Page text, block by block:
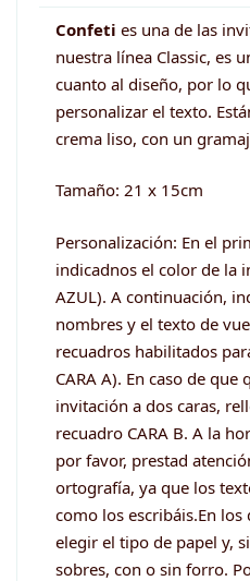
cantidad
Confeti es una de las
nuestra línea Classic, es
cuanto al diseño, por lo
personalizar el texto.
crema liso, con un
Tamaño: 21 x 15cm
Personalización: En el
indicadnos el color de la
AZUL). A continuación,
nombres y el texto de
recuadros habilitados
CARA A). En caso de que
invitación a dos caras,
recuadro CARA B. A la
por favor, prestad
ortografía, ya que los
como los escribáis.En
elegir el tipo de papel y,
sobres, con o sin forro.